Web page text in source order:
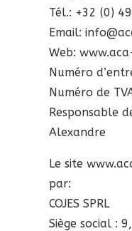
Tél.: +32 (0)
Email:
Web:
Numéro
Numéro de
Responsable
Alexandre
Le site
par:
COJES SPRL
Siège social :